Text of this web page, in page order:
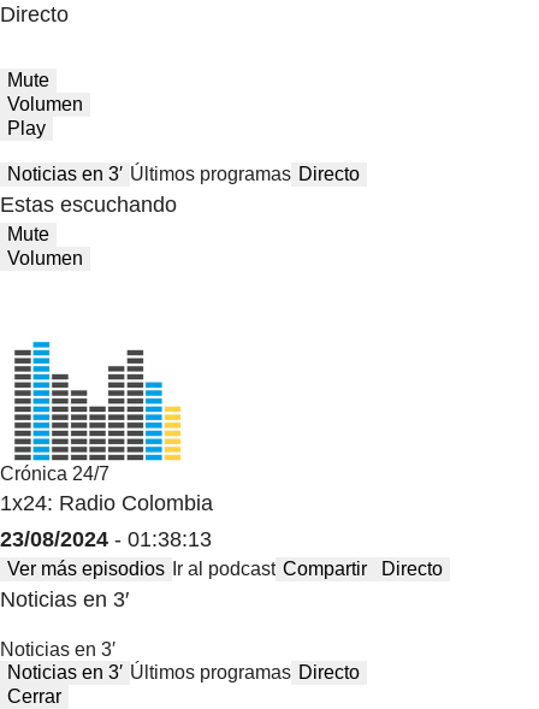
Directo
Mute
Volumen
Play
Noticias en 3′ Últimos programas Directo
Estas escuchando
Mute
Volumen
Crónica 24/7
1x24: Radio Colombia
23/08/2024 - 01:38:13
Ver más episodios Ir al podcast Compartir Directo
Noticias en 3′
Noticias en 3′
Noticias en 3′ Últimos programas Directo
Cerrar